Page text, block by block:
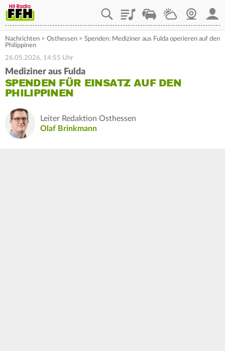
PlaylistStaupilotWetterWebcam
Nachrichten > Osthessen > Spenden: Mediziner aus Fulda operieren auf den
Philippinen
26.05.2026, 14:55 Uhr
Mediziner aus Fulda
SPENDEN FÜR EINSATZ AUF DEN
PHILIPPINEN
Leiter Redaktion Osthessen
Olaf Brinkmann